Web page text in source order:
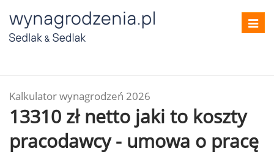
Kalkulator wynagrodzeń 2026
13310 zł netto jaki to koszty
pracodawcy - umowa o pracę